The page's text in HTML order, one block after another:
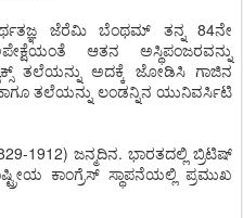
ಜೆರೆಮಿ ಬೆಂಥಮ್ ತನ್ನ 84ನೇ
ಆತನ ಅಸ್ಥಿಪಂಜರವನ್ನು
ತಲೆಯನ್ನು ಅದಕ್ಕೆ ಜೋಡಿಸಿ ಗಾಜಿನ
ತಲೆಯನ್ನು ಲಂಡನ್ನಿನ ಯುನಿವರ್ಸಿಟಿ
1912) ಜನ್ಮದಿನ. ಭಾರತದಲ್ಲಿ ಬ್ರಿಟಿಷ್
ಕಾಂಗ್ರೆಸ್ ಸ್ಥಾಪನೆಯಲ್ಲಿ ಪ್ರಮುಖ